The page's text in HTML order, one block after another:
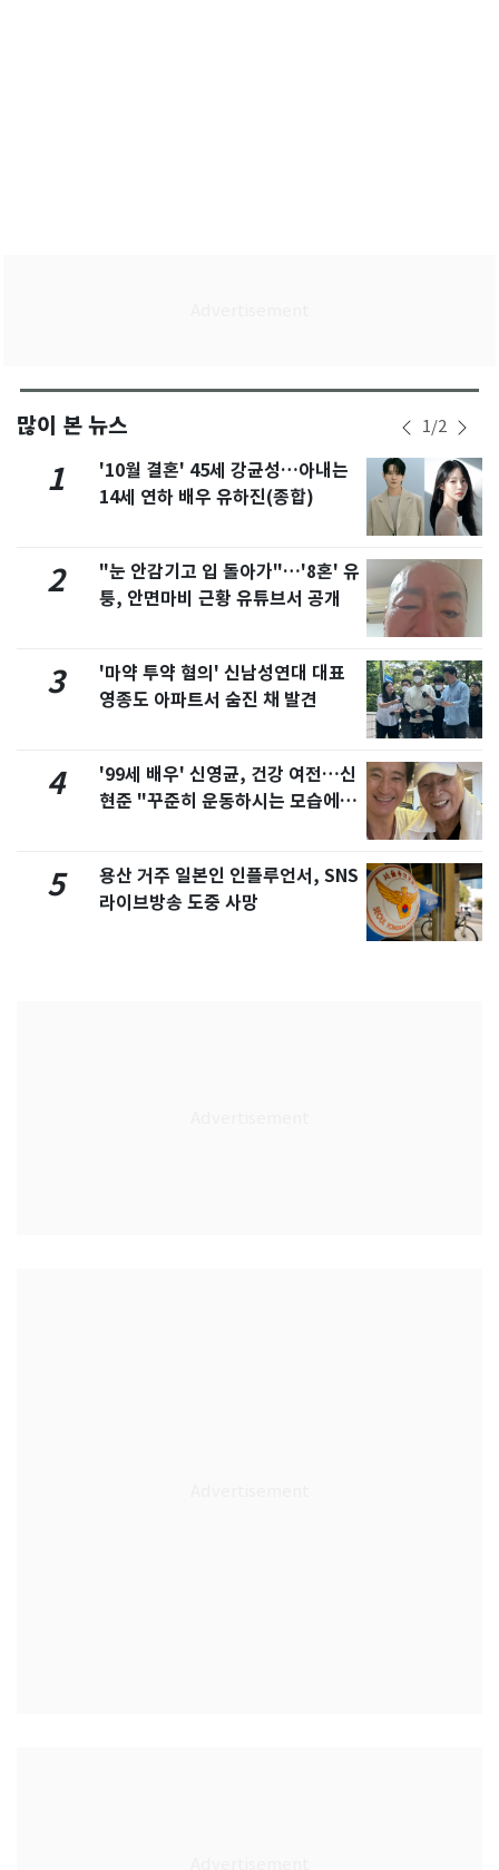
많이 본 뉴스 1/2
1
'10월 결혼' 45세 강균성…아내는
14세 연하 배우 유하진(종합)
2
"눈 안감기고 입 돌아가"…'8혼' 유
퉁, 안면마비 근황 유튜브서 공개
3
'마약 투약 혐의' 신남성연대 대표
영종도 아파트서 숨진 채 발견
4
'99세 배우' 신영균, 건강 여전…신
현준 "꾸준히 운동하시는 모습에 큰
5
용산 거주 일본인 인플루언서, SNS
라이브방송 도중 사망